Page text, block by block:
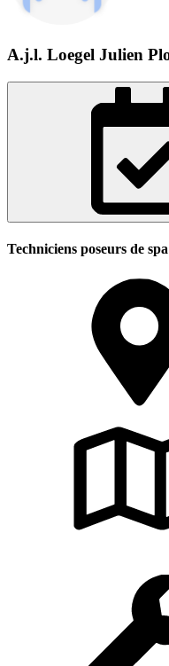
A.j.l. Loegel Julien
Techniciens poseurs de